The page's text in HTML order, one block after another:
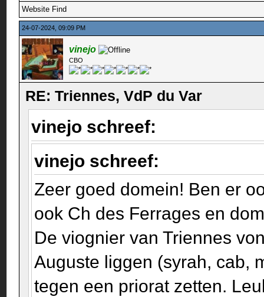
Website Find
24-07-2024, 09:09 PM
vinejo
CBO
RE: Triennes, VdP du Var
vinejo schreef:
vinejo schreef:
Zeer goed domein! Ben er
ook Ch des Ferrages en
De viognier van Triennes
Auguste liggen (syrah, cab,
tegen een priorat zetten.